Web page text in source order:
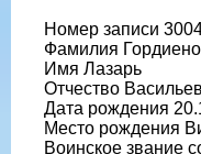
Номер записи
Фамилия
Имя Лазарь
Отчество
Дата рождения
Место рождения
Воинское звание